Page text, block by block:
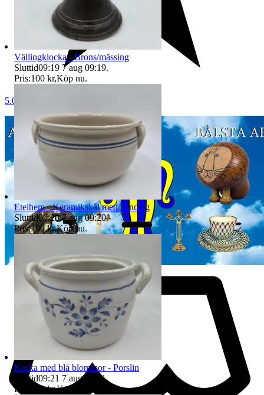
5.0
Vällingklocka - Brons/mässing
Sluttid09:19 7 aug 09:19.
Pris:100 kr,Köp nu.
Etelhem - Keramikskål med handtag
Sluttid09:20 7 aug 09:20.
Pris:100 kr,Köp nu.
Kruka med blå blommor - Porslin
Sluttid09:21 7 aug 09:21.
Pris:
100 kr,Köp nu